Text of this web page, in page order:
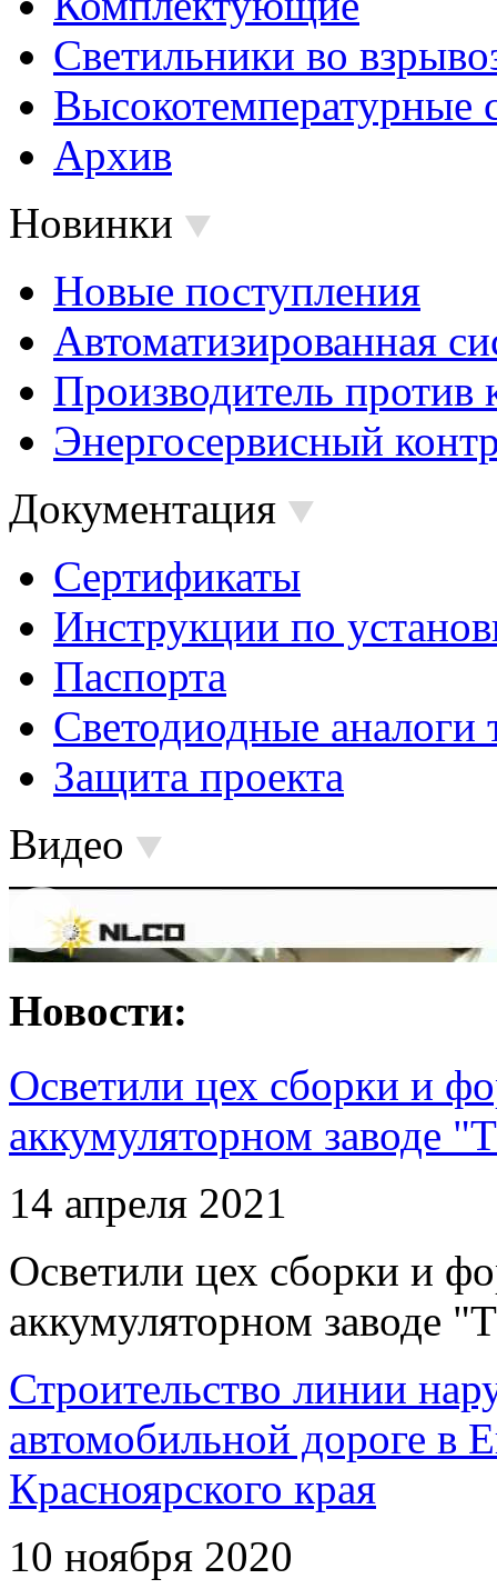
Светильники во
Высокотемпературные
Архив
Новинки
Новые поступления
Автоматизированная
Производитель против
Энергосервисный
Документация
Сертификаты
Инструкции по
Паспорта
Светодиодные аналоги
Защита проекта
Видео
Новости:
Осветили цех сборки и
аккумуляторном заводе
14 апреля 2021
Осветили цех сборки и
аккумуляторном заводе
Строительство линии
автомобильной дороге в
Красноярского края
10 ноября 2020